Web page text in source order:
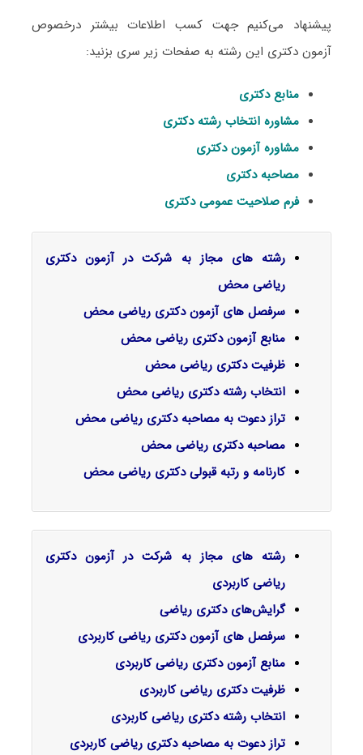
پیشنهاد می‌کنیم جهت کسب اطلاعات بیشتر درخصوص
آزمون دکتری این رشته به صفحات زیر سری بزنید:
منابع دکتری
مشاوره انتخاب رشته دکتری
مشاوره آزمون دکتری
مصاحبه دکتری
فرم صلاحیت عمومی دکتری
رشته های مجاز به شرکت در آزمون دکتری
ریاضی محض
سرفصل‌ های آزمون دکتری ریاضی محض
منابع آزمون دکتری ریاضی محض
ظرفیت دکتری ریاضی محض
انتخاب رشته دکتری ریاضی محض
تراز دعوت به مصاحبه دکتری ریاضی محض
مصاحبه دکتری ریاضی محض
کارنامه و رتبه قبولی دکتری ریاضی محض
رشته های مجاز به شرکت در آزمون دکتری
ریاضی کاربردی
گرایش‌های دکتری رﻳﺎضی
سرفصل‌ های آزمون دکتری ریاضی کاربردی
منابع آزمون دکتری ریاضی کاربردی
ظرفیت دکتری ریاضی کاربردی
انتخاب رشته دکتری ریاضی کاربردی
تراز دعوت به مصاحبه دکتری ریاضی کاربردی